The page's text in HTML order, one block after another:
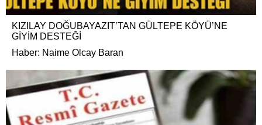
KIZILAY DOĞUBAYAZIT’TAN GÜLTEPE KÖYÜ’NE
GİYİM DESTEĞİ
Haber: Naime Olcay Baran